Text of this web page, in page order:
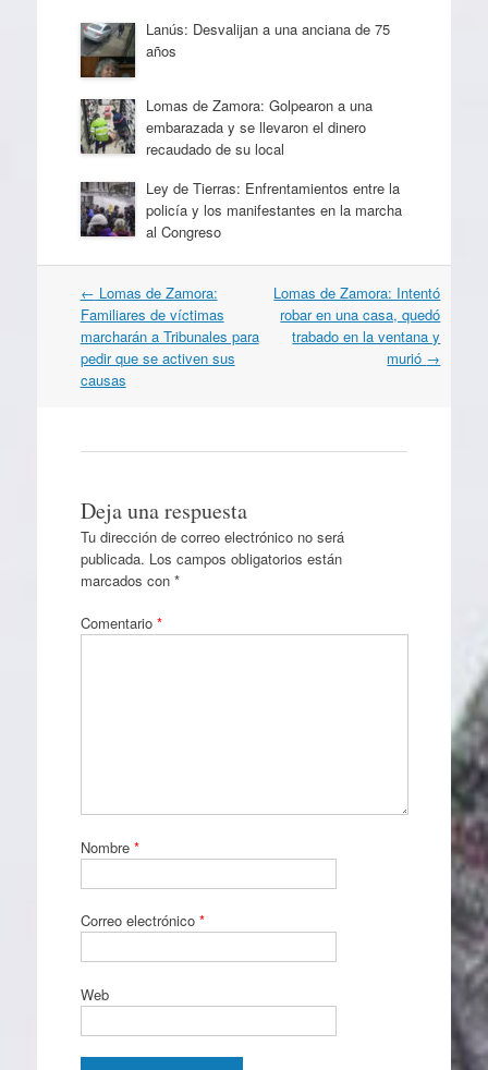
Lanús: Desvalijan a una anciana de 75
años
Lomas de Zamora: Golpearon a una
embarazada y se llevaron el dinero
recaudado de su local
Ley de Tierras: Enfrentamientos entre la
policía y los manifestantes en la marcha
al Congreso
Navegación
por
artículos
← Lomas de Zamora:
Familiares de víctimas
marcharán a Tribunales para
pedir que se activen sus
causas
Lomas de Zamora: Intentó
robar en una casa, quedó
trabado en la ventana y
murió →
Deja una respuesta
Tu dirección de correo electrónico no será
publicada. Los campos obligatorios están
marcados con *
Comentario *
Nombre *
Correo electrónico *
Web